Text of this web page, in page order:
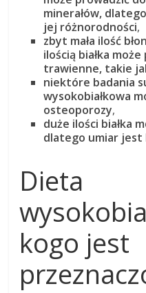
minerałów,
jej różnorodności,
zbyt mała ilość
ilością białka
trawienne, takie
niektóre badania
wysokobiałkowa
osteoporozy,
duże ilości białka
dlatego umiar jest
Dieta
kogo jest